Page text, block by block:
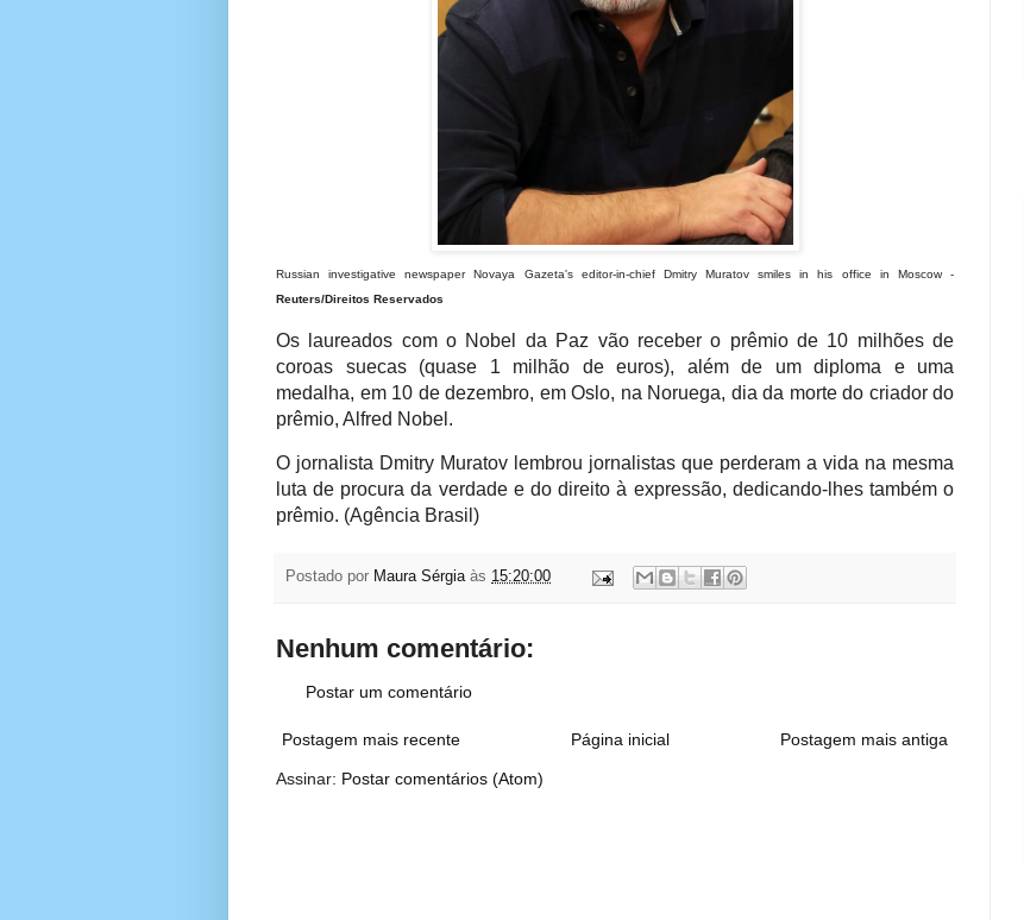
Russian investigative newspaper Novaya Gazeta's editor-in-chief Dmitry Muratov smiles in his office in Moscow -
Reuters/Direitos Reservados
Os laureados com o Nobel da Paz vão receber o prêmio de 10 milhões de
coroas suecas (quase 1 milhão de euros), além de um diploma e uma
medalha, em 10 de dezembro, em Oslo, na Noruega, dia da morte do criador do
prêmio, Alfred Nobel.
O jornalista Dmitry Muratov lembrou jornalistas que perderam a vida na mesma
luta de procura da verdade e do direito à expressão, dedicando-lhes também o
prêmio. (Agência Brasil)
Postado por Maura Sérgia às 15:20:00
Nenhum comentário:
Postar um comentário
Postagem mais recente Postagem mais antiga
Página inicial
Assinar: Postar comentários (Atom)